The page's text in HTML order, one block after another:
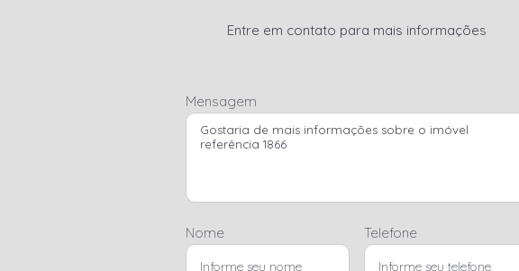
Entre em contato para mais informações
Mensagem
Nome Telefone